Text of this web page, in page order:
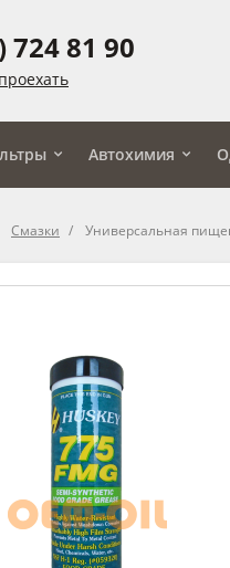
724 81 90
Автохимия
Смазки Универсальная